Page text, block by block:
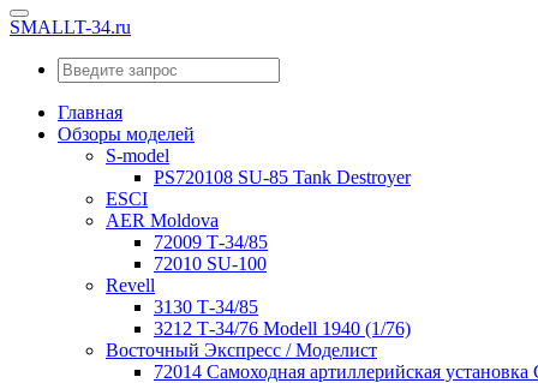
SMALLT-34.ru
Главная
Обзоры моделей
S-model
PS720108 SU-85 Tank Destroyer
ESCI
AER Moldova
72009 Т-34/85
72010 SU-100
Revell
3130 Т-34/85
3212 Т-34/76 Modell 1940 (1/76)
Восточный Экспресс / Моделист
72014 Самоходная артиллерийская